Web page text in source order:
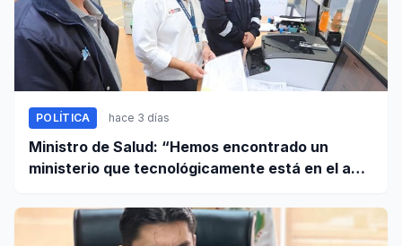
POLÍTICA hace 3 días
Ministro de Salud: “Hemos encontrado un
ministerio que tecnológicamente está en el año